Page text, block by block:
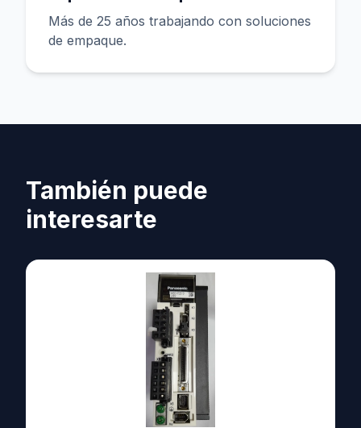
Más de 25 años trabajando con soluciones
de empaque.
También puede
interesarte